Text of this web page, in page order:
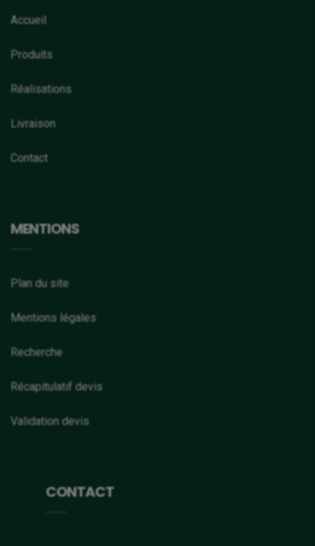
Accueil
Produits
Réalisations
Livraison
Contact
MENTIONS
Plan du site
Mentions légales
Recherche
Récapitulatif devis
Validation devis
CONTACT